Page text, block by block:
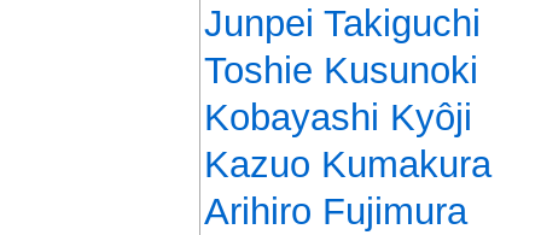
Junpei Takiguchi
Toshie Kusunoki
Kobayashi Kyôji
Kazuo Kumakura
Arihiro Fujimura